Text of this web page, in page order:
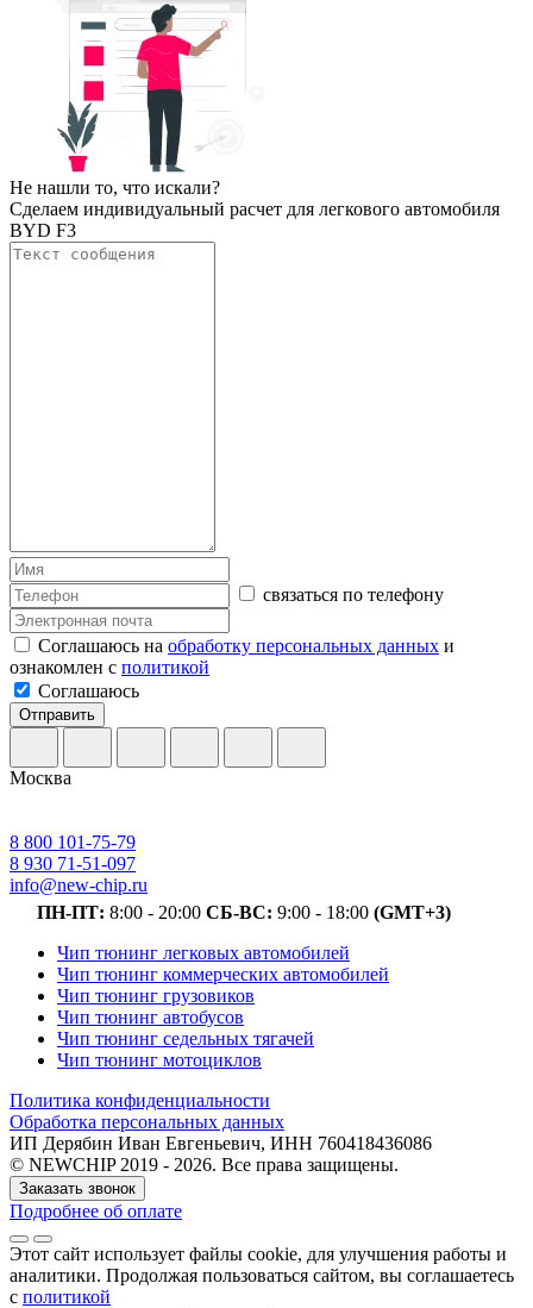
Не нашли то, что искали?
Сделаем индивидуальный расчет для легкового автомобиля
BYD F3
связаться по телефону
Соглашаюсь на обработку персональных данных и
ознакомлен с политикой
Соглашаюсь
Отправить
Москва
8 800 101-75-79
8 930 71-51-097
info@new-chip.ru
ПН-ПТ: 8:00 - 20:00 СБ-ВС: 9:00 - 18:00 (GMT+3)
Чип тюнинг легковых автомобилей
Чип тюнинг коммерческих автомобилей
Чип тюнинг грузовиков
Чип тюнинг автобусов
Чип тюнинг седельных тягачей
Чип тюнинг мотоциклов
Политика конфиденциальности
Обработка персональных данных
ИП Дерябин Иван Евгеньевич, ИНН 760418436086
© NEWCHIP 2019 - 2026. Все права защищены.
Заказать звонок
Подробнее об оплате
Этот сайт использует файлы cookie, для улучшения работы и
аналитики. Продолжая пользоваться сайтом, вы соглашаетесь
с политикой